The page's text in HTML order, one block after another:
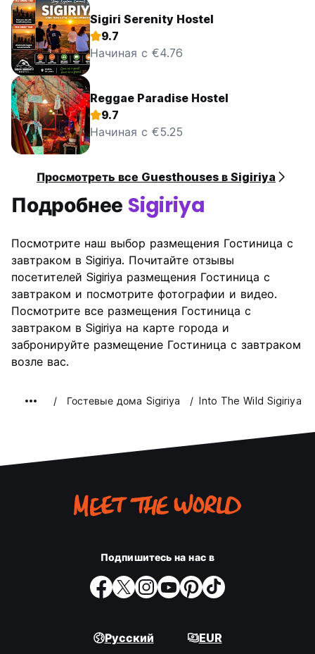
Sigiri Serenity Hostel
9.7
Начиная с €4.76
Reggae Paradise Hostel
9.7
Начиная с €5.25
Просмотреть все Guesthouses в Sigiriya
Подробнее Sigiriya
Посмотрите наш выбор размещения Гостиница с
завтраком в Sigiriya. Почитайте отзывы
посетителей Sigiriya размещения Гостиница с
завтраком и посмотрите фотографии и видео.
Посмотрите все размещения Гостиница с
завтраком в Sigiriya на карте города и
забронируйте размещение Гостиница с завтраком
возле вас.
Гостевые дома Sigiriya Into The Wild Sigiriya
Подпишитесь на нас в
Русский EUR